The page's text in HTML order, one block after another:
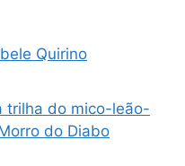
Quirino